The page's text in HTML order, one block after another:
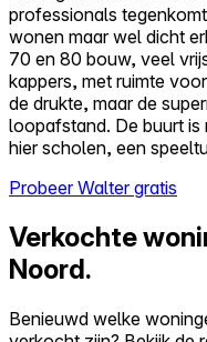
Prijzen
Log in
Probeer Walter gratis
professionals
wonen maar wel dicht
70 en 80 bouw, veel
kappers, met ruimte
de drukte, maar de
loopafstand. De buurt is
hier scholen, een
Probeer Walter gratis
Verkochte
Noord.
Benieuwd welke